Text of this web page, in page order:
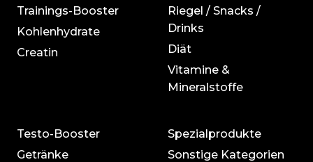
Trainings-Booster
Kohlenhydrate
Creatin
Riegel / Snacks /
Drinks
Diät
Vitamine &
Mineralstoffe
Testo-Booster
Getränke
Spezialprodukte
Sonstige Kategorien